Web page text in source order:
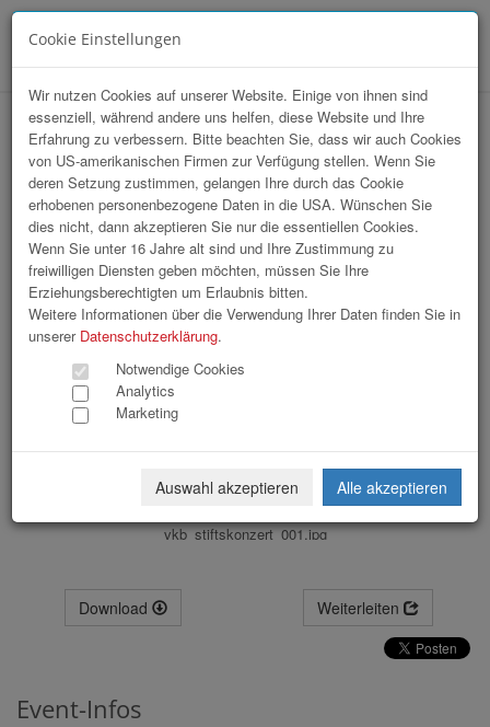
VKB Stiftskonzert
vkb_stiftskonzert_001.jpg
Download Weiterleiten
Event-Infos
Cookie Einstellungen
Wir nutzen Cookies auf unserer Website. Einige von ihnen sind
essenziell, während andere uns helfen, diese Website und Ihre
Erfahrung zu verbessern. Bitte beachten Sie, dass wir auch Cookies
von US-amerikanischen Firmen zur Verfügung stellen. Wenn Sie
deren Setzung zustimmen, gelangen Ihre durch das Cookie
erhobenen personenbezogene Daten in die USA. Wünschen Sie
dies nicht, dann akzeptieren Sie nur die essentiellen Cookies.
Wenn Sie unter 16 Jahre alt sind und Ihre Zustimmung zu
freiwilligen Diensten geben möchten, müssen Sie Ihre
Erziehungsberechtigten um Erlaubnis bitten.
Weitere Informationen über die Verwendung Ihrer Daten finden Sie in
unserer Datenschutzerklärung.
Notwendige Cookies
Analytics
Marketing
Auswahl akzeptieren Alle akzeptieren